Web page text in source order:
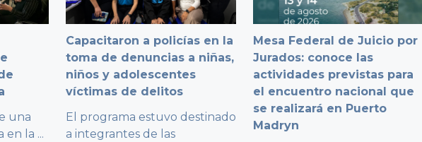
una
en la ...
Capacitaron a policías en la
toma de denuncias a niñas,
niños y adolescentes
víctimas de delitos
El programa estuvo destinado
a integrantes de las
Mesa Federal de Juicio por
Jurados: conoce las
actividades previstas para
el encuentro nacional que
se realizará en Puerto
Madryn